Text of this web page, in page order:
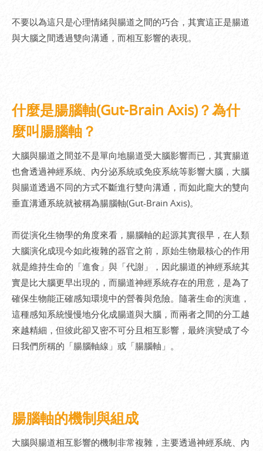
不要以為這只是心理情緒與腸道之間的巧合，其實這正是腸道
與大腦之間透過雙向溝通，而相互影響的表現。
什麼是腸腦軸(Gut-Brain Axis)？為什
麼叫腸腦軸？
大腦與腸道之間並不是單向地腸道受大腦影響而已，其實腸道
也會透過神經系統、內分泌系統或免疫系統等影響大腦，大腦
與腸道透過不同的方式不斷進行雙向溝通，而如此龐大的雙向
垂直溝通系統就被稱為腸腦軸(Gut-Brain Axis)。
而從演化生物學的角度來看，腸腦軸的起源其實很早，在人類
大腦演化成現今如此複雜的器官之前，原始生物最核心的作用
就是維持生命的「進食」與「代謝」，因此腸道的神經系統其
實是比大腦更早出現的，而腸道神經系統存在的用意，是為了
確保生物能正確感知環境中的營養與危險。隨著生命的演進，
這種感知系統慢慢地分化成腸道與大腦，而兩者之間的分工越
來越精細，但彼此卻又密不可分且相互影響，最終演變成了今
日我們所稱的「腸腦軸線」或「腸腦軸」。
腸腦軸的機制與組成
大腦與腸道相互影響的機制非常複雜，主要透過神經系統、內